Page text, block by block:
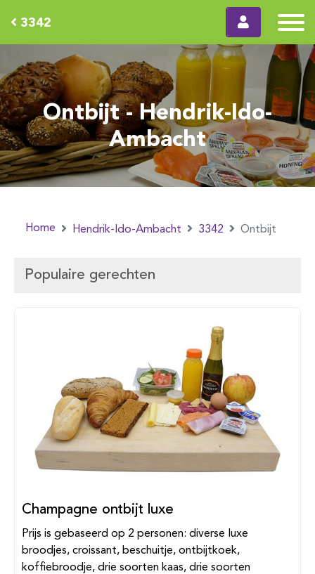
3342
Ontbijt - Hendrik-Ido-
Ambacht
Home Hendrik-Ido-Ambacht 3342 Ontbijt
Populaire gerechten
Champagne ontbijt luxe
Prijs is gebaseerd op 2 personen: diverse luxe
broodjes, croissant, beschuitje, ontbijtkoek,
koffiebroodje, drie soorten kaas, drie soorten